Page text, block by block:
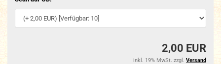
2,00 EUR
inkl. 19% MwSt. zzgl. Versand